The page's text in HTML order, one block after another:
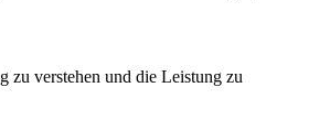
zu verstehen und die Leistung zu